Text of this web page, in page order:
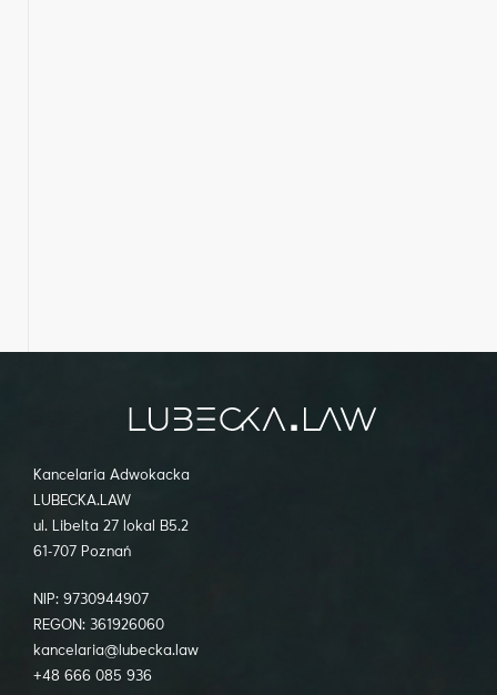
Kancelaria Adwokacka
LUBECKA.LAW
ul. Libelta 27 lokal B5.2
61-707 Poznań
NIP: 9730944907
REGON: 361926060
kancelaria@lubecka.law
+48 666 085 936